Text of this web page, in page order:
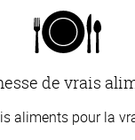
de vrais
aliments pour la